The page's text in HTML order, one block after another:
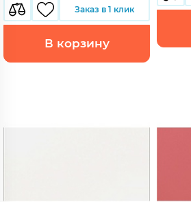
Заказ в 1 клик
В корзину